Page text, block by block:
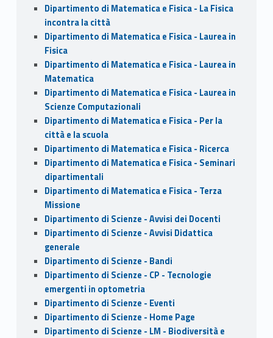
Dipartimento di Matematica e Fisica - La Fisica
incontra la città
Dipartimento di Matematica e Fisica - Laurea in
Fisica
Dipartimento di Matematica e Fisica - Laurea in
Matematica
Dipartimento di Matematica e Fisica - Laurea in
Scienze Computazionali
Dipartimento di Matematica e Fisica - Per la
città e la scuola
Dipartimento di Matematica e Fisica - Ricerca
Dipartimento di Matematica e Fisica - Seminari
dipartimentali
Dipartimento di Matematica e Fisica - Terza
Missione
Dipartimento di Scienze - Avvisi dei Docenti
Dipartimento di Scienze - Avvisi Didattica
generale
Dipartimento di Scienze - Bandi
Dipartimento di Scienze - CP - Tecnologie
emergenti in optometria
Dipartimento di Scienze - Eventi
Dipartimento di Scienze - Home Page
Dipartimento di Scienze - LM - Biodiversità e